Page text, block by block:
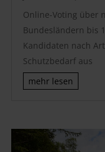
Online-Voting über
Bundesländern bis
Kandidaten nach
Schutzbedarf aus
mehr lesen